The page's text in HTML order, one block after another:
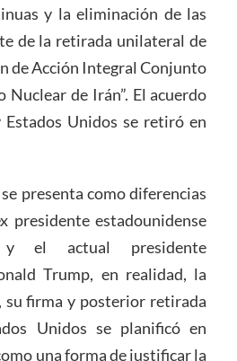
y la eliminación de las
de la retirada unilateral de
de Acción Integral Conjunto
Nuclear de Irán”. El acuerdo
Unidos se retiró en
presenta como diferencias
presidente estadounidense
y el actual presidente
Trump, en realidad, la
su firma y posterior retirada
Unidos se planificó en
una forma de justificar la